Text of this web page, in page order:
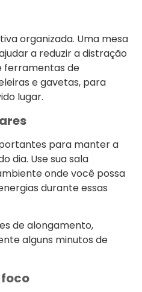
organizada. Uma mesa
a reduzir a distração
ferramentas de
e gavetas, para
lugar.
para manter a
dia. Use sua sala
onde você possa
durante essas
de alongamento,
alguns minutos de